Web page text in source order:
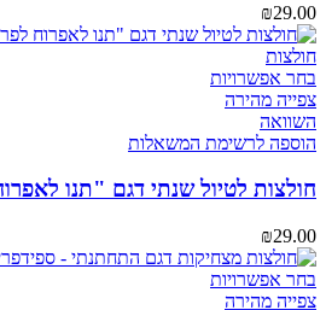
האפשרויות
בעמוד
₪29.00
בחר אפשרויות
מספר
ניתן
האפשרויות
בעמוד
המוצר
צפייה מהירה
השוואה
הוספה לרשימת המשאלות
חולצות לטיול שנתי דגם "תנו
₪29.00
בחר אפשרויות
צפייה מהירה